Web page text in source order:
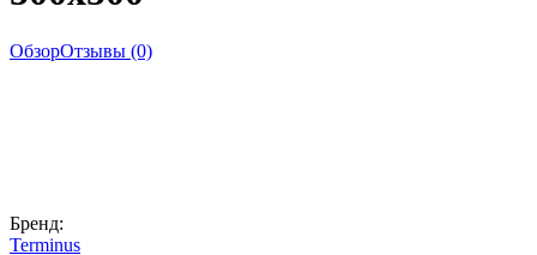
ОбзорОтзывы (0)
Бренд:
Terminus